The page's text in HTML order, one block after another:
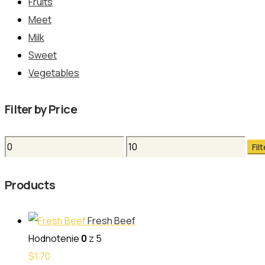
Meet
Milk
Sweet
Vegetables
Filter by Price
Minimálna
Maximálna
Products
Fresh Beef
Hodnotenie 0 z 5
$1.70